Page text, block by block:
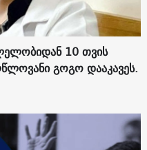
10 თვის
გოგო დააკავეს.